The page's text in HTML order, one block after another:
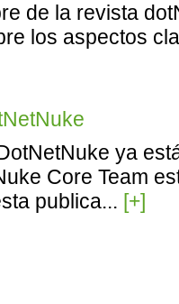
de la revista
los aspectos
ya
Core Team
publica... [+]